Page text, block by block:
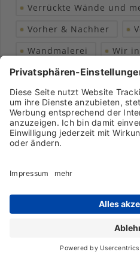
Verrückte Wände und
Vorher & Nachher
Wandmalerei
Wir
Wohngesundheit
Markenpartner